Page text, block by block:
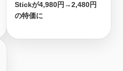
Stickが4,980円→2,480円
の特価に